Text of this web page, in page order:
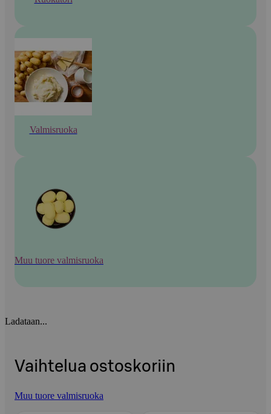
Valmisruoka
Muu tuore valmisruoka
Ladataan...
Vaihtelua ostoskoriin
Muu tuore valmisruoka